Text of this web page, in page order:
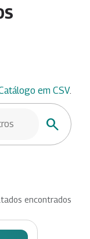
em CSV.
Buscar
encontrados